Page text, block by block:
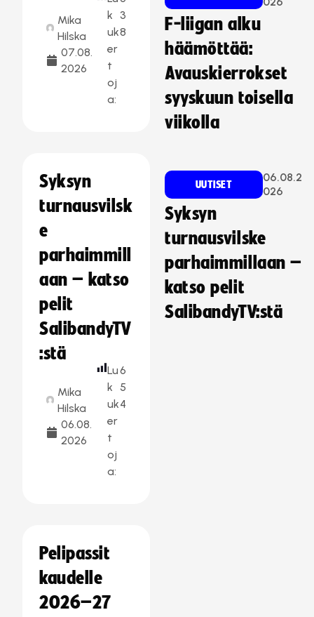
Mika
Hilska
07.08.
2026
k
uk
er
t
oj
a:
3
8
Syksyn
turnausvilsk
e
parhaimmill
aan – katso
pelit
SalibandyTV
:stä
Mika
Hilska
06.08.
2026
Lu
k
uk
er
t
oj
a:
6
5
4
Pelipassit
kaudelle
2026–27
F-liigan alku
häämöttää:
Avauskierrokset
syyskuun toisella
viikolla
UUTISET
06.08.2
026
Syksyn
turnausvilske
parhaimmillaan –
katso pelit
SalibandyTV:stä